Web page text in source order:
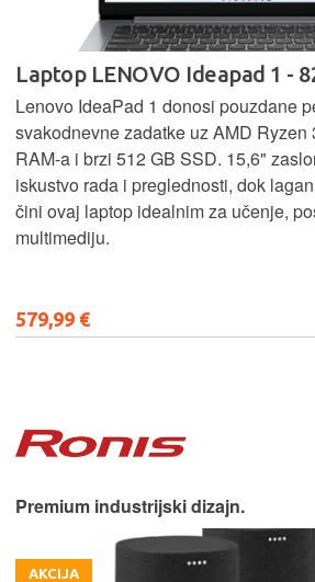
Laptop LENOVO Ideapad 1 -
Lenovo IdeaPad 1 donosi pouzdane
svakodnevne zadatke uz AMD Ryzen
RAM-a i brzi 512 GB SSD. 15,6"
iskustvo rada i preglednosti, dok
čini ovaj laptop idealnim za učenje,
multimediju.
579,99 €
Premium industrijski dizajn.
AKCIJA